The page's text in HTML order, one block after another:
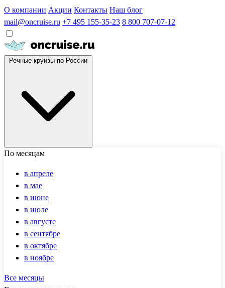
О компании Акции Контакты Наш блог
mail@oncruise.ru +7 495 155-35-23 8 800 707-07-12
По месяцам
в апреле
в мае
в июне
в июле
в августе
в сентябре
в октябре
в ноябре
Все месяцы